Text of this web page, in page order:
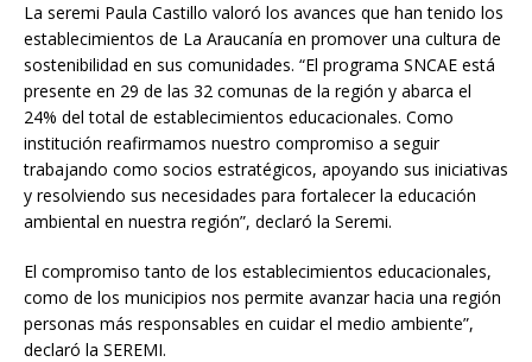
La seremi Paula Castillo valoró los avances que han tenido los
establecimientos de La Araucanía en promover una cultura de
sostenibilidad en sus comunidades. “El programa SNCAE está
presente en 29 de las 32 comunas de la región y abarca el
24% del total de establecimientos educacionales. Como
institución reafirmamos nuestro compromiso a seguir
trabajando como socios estratégicos, apoyando sus iniciativas
y resolviendo sus necesidades para fortalecer la educación
ambiental en nuestra región”, declaró la Seremi.
El compromiso tanto de los establecimientos educacionales,
como de los municipios nos permite avanzar hacia una región
personas más responsables en cuidar el medio ambiente”,
declaró la SEREMI.